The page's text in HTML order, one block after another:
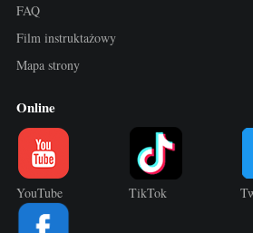
FAQ
Film instruktażowy
Mapa strony
Online
YouTube TikTok